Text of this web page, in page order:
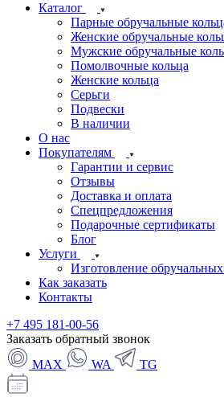
Каталог
Парные обручальные
Женские обручальные
Мужские обручальные
Помолвочные кольца
Женские кольца
Серьги
Подвески
В наличии
О нас
Покупателям
Гарантии и сервис
Отзывы
Доставка и оплата
Спецпредложения
Подарочные сертификаты
Блог
Услуги
Изготовление обручальных
Как заказать
Контакты
+7 495 181-00-56
Заказать обратный звонок
MAX
WA TG